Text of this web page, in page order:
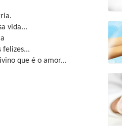
vida...
felizes...
que é o amor...